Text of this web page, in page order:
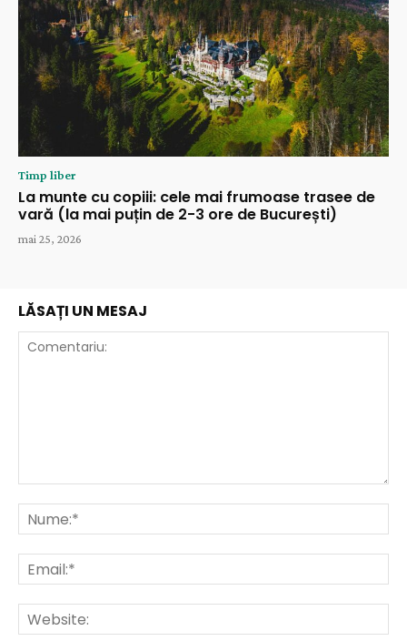
Timp liber
La munte cu copiii: cele mai frumoase trasee de
vară (la mai puțin de 2-3 ore de București)
mai 25, 2026
LĂSAȚI UN MESAJ